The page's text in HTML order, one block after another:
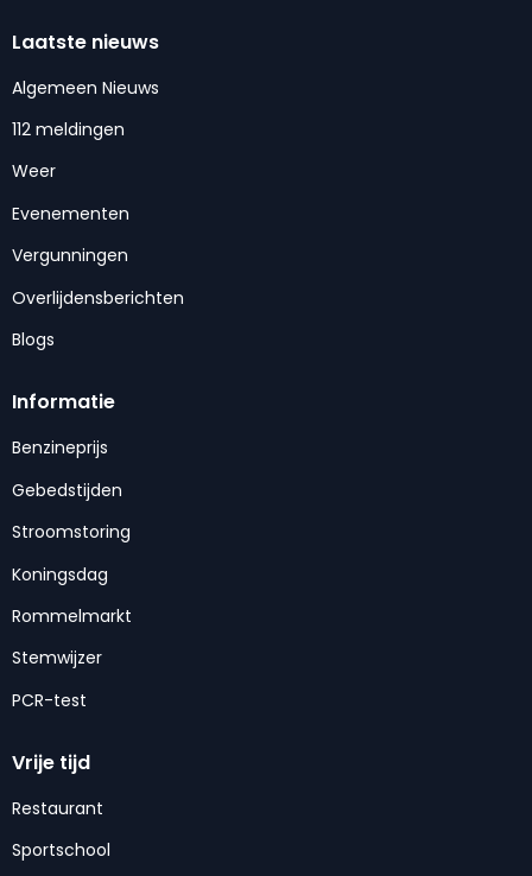
Laatste nieuws
Algemeen Nieuws
112 meldingen
Weer
Evenementen
Vergunningen
Overlijdensberichten
Blogs
Informatie
Benzineprijs
Gebedstijden
Stroomstoring
Koningsdag
Rommelmarkt
Stemwijzer
PCR-test
Vrije tijd
Restaurant
Sportschool